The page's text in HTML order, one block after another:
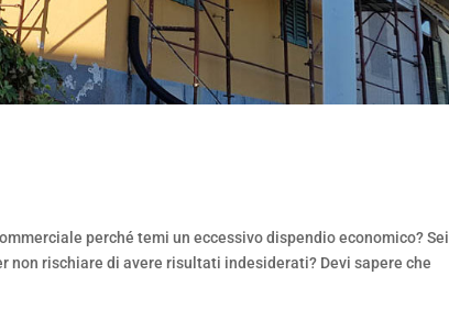
perché temi un eccessivo dispendio economico? Sei
rischiare di avere risultati indesiderati? Devi sapere che